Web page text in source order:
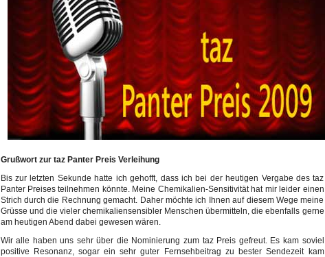
Grußwort zur taz Panter Preis Verleihung
Bis zur letzten Sekunde hatte ich gehofft, dass ich bei der heutigen Vergabe des taz
Panter Preises teilnehmen könnte. Meine Chemikalien-Sensitivität hat mir leider einen
Strich durch die Rechnung gemacht. Daher möchte ich Ihnen auf diesem Wege meine
Grüsse und die vieler chemikaliensensibler Menschen übermitteln, die ebenfalls gerne
am heutigen Abend dabei gewesen wären.
Wir alle haben uns sehr über die Nominierung zum taz Preis gefreut. Es kam soviel
positive Resonanz, sogar ein sehr guter Fernsehbeitrag zu bester Sendezeit kam